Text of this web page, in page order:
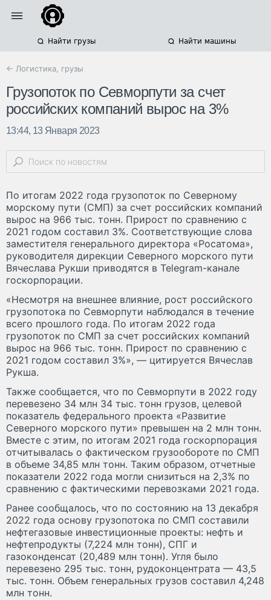
Найти грузы Найти машины
← Логистика, грузы
Грузопоток по Севморпути за счет
российских компаний вырос на 3%
13:44, 13 Января 2023
По итогам 2022 года грузопоток по Северному
морскому пути (СМП) за счет российских компаний
вырос на 966 тыс. тонн. Прирост по сравнению с
2021 годом составил 3%. Соответствующие слова
заместителя генерального директора «Росатома»,
руководителя дирекции Северного морского пути
Вячеслава Рукши приводятся в Telegram-канале
госкорпорации.
«Несмотря на внешнее влияние, рост российского
грузопотока по Севморпути наблюдался в течение
всего прошлого года. По итогам 2022 года
грузопоток по СМП за счет российских компаний
вырос на 966 тыс. тонн. Прирост по сравнению с
2021 годом составил 3%», — цитируется Вячеслав
Рукша.
Также сообщается, что по Севморпути в 2022 году
перевезено 34 млн 34 тыс. тонн грузов, целевой
показатель федерального проекта «Развитие
Северного морского пути» превышен на 2 млн тонн.
Вместе с этим, по итогам 2021 года госкорпорация
отчитывалась о фактическом грузообороте по СМП
в объеме 34,85 млн тонн. Таким образом, отчетные
показатели 2022 года могли снизиться на 2,3% по
сравнению с фактическими перевозками 2021 года.
Ранее сообщалось, что по состоянию на 13 декабря
2022 года основу грузопотока по СМП составили
нефтегазовые инвестиционные проекты: нефть и
нефтепродукты (7,224 млн тонн), СПГ и
газоконденсат (20,489 млн тонн). Угля было
перевезено 295 тыс. тонн, рудоконцентрата — 43,5
тыс. тонн. Объем генеральных грузов составил 4,248
млн тонн.